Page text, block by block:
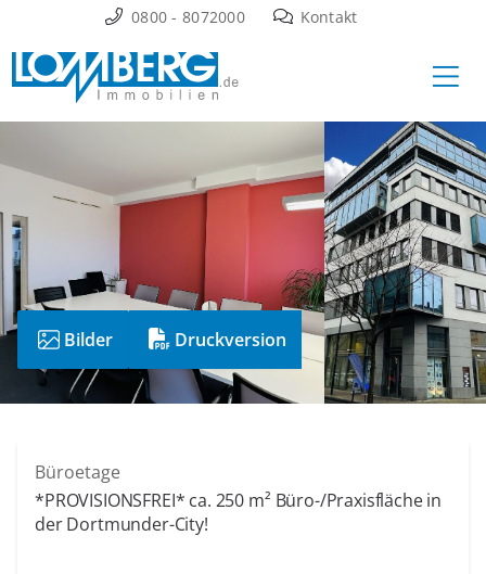
Inhalt
springen
0800 - 8072000 Kontakt
Bilder Druckversion
Büroetage
*PROVISIONSFREI* ca. 250 m² Büro-/Praxisfläche in
der Dortmunder-City!